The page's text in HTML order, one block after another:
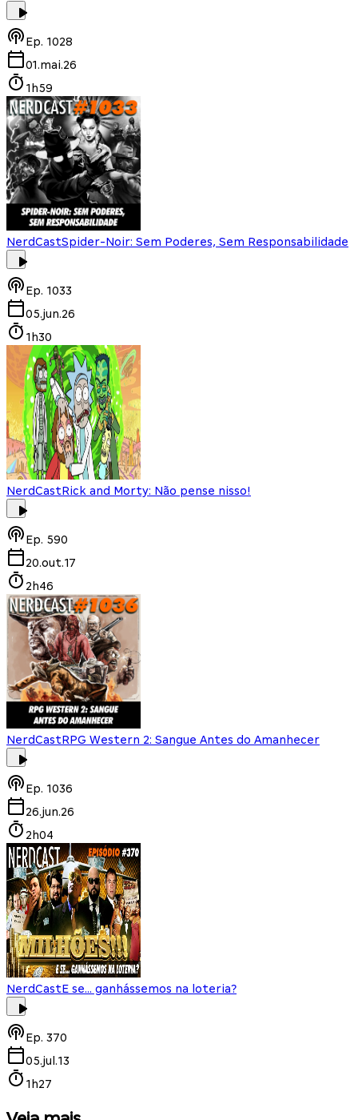
Ep. 1028
01.mai.26
1h59
NerdCastSpider-Noir: Sem Poderes, Sem Responsabilidade
Ep. 1033
05.jun.26
1h30
NerdCastRick and Morty: Não pense nisso!
Ep. 590
20.out.17
2h46
NerdCastRPG Western 2: Sangue Antes do Amanhecer
Ep. 1036
26.jun.26
2h04
NerdCastE se... ganhássemos na loteria?
Ep. 370
05.jul.13
1h27